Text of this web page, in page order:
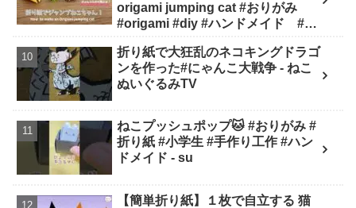
origami jumping cat #おりがみ
#origami #diy #ハンドメイド #工
折り紙で大狂乱のネコキングドラゴ
ンを作った#にゃんこ大戦争 - ねこ
ぬいぐるみTV
ねこプッシュポップ🐱 #おりがみ #
折り紙 #小学生 #手作り工作 #ハン
ドメイド - su
【簡単折り紙】１枚で自立する 猫